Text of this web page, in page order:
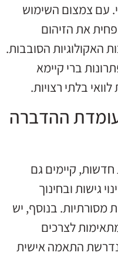
עם צמצום השימוש
את הזיהום
האקולוגיות הסובבות.
ברי קיימא
בלתי רצויות.
ההדברה
חדשות, קיימים גם
גישות ובחינוך
מסורתיות. בנוסף, יש
לצרכים
נדרשת התאמה אישית